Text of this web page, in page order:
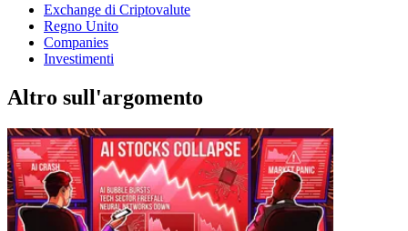
Exchange di Criptovalute
Regno Unito
Companies
Investimenti
Altro sull'argomento